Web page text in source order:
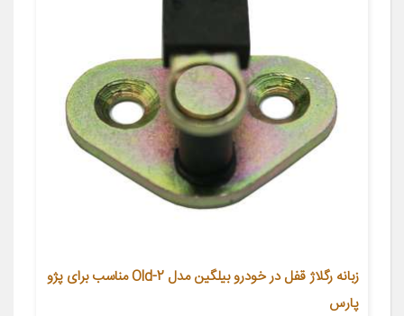
زبانه رگلاژ قفل در خودرو بیلگین مدل Old-2 مناسب برای پژو
پارس